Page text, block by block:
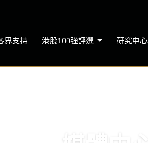
界支持 港股100強評選 研究中心